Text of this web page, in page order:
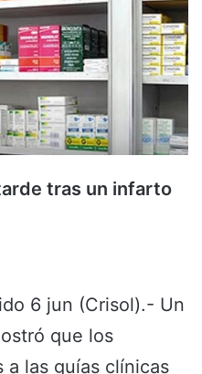
tras un infarto
6 jun (Crisol).- Un
que los
a las guías clínicas